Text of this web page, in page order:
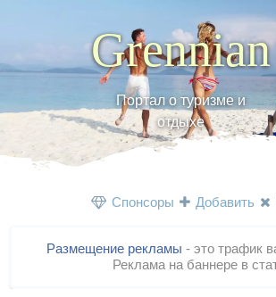
Grennian
Портал о туризме и
отдыхе
Спонсоры Добавить
Размещение рекламы - это трафик
Реклама на баннере в